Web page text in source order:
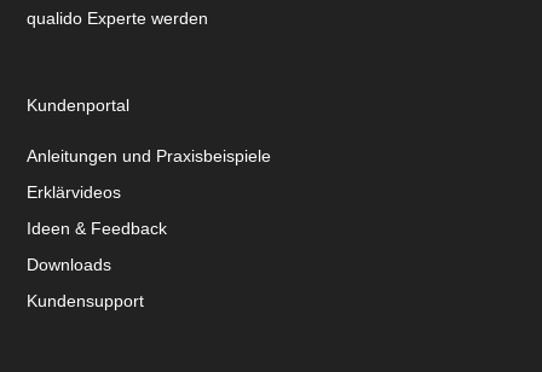
qualido Experte werden
Kundenportal
Anleitungen und Praxisbeispiele
Erklärvideos
Ideen & Feedback
Downloads
Kundensupport